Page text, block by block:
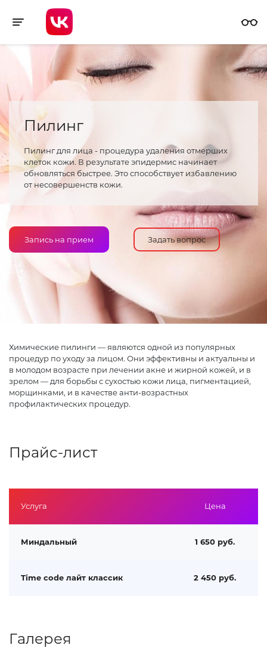
Toggle navigation
Пилинг
Пилинг для лица - процедура удаления отмерших
клеток кожи. В результате эпидермис начинает
обновляться быстрее. Это способствует избавлению
от несовершенств кожи.
Запись на прием Задать вопрос
Химические пилинги — являются одной из популярных
процедур по уходу за лицом. Они эффективны и актуальны и
в молодом возрасте при лечении акне и жирной кожей, и в
зрелом — для борьбы с сухостью кожи лица, пигментацией,
морщинками, и в качестве анти-возрастных
профилактических процедур.
Прайс-лист
Услуга Цена
Миндальный 1 650 руб.
Time code лайт классик 2 450 руб.
Галерея